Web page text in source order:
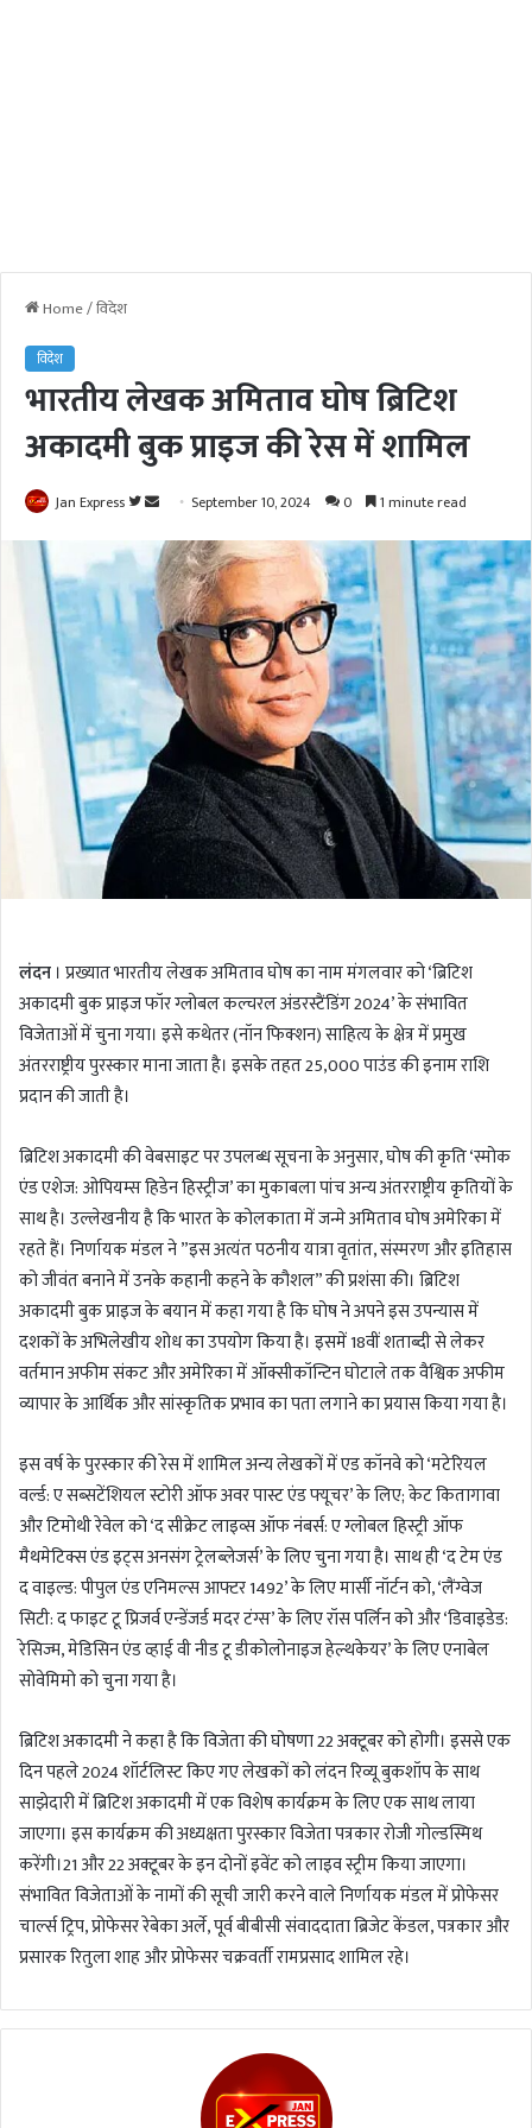
Home/विदेश
विदेश
भारतीय लेखक अमिताव घोष ब्रिटिश
अकादमी बुक प्राइज की रेस में शामिल
Jan Express
F
l
w
i
t
r
n
d
a
n
e
m
i
September 10, 2024 0 1 minute read
लंदन । प्रख्यात भारतीय लेखक अमिताव घोष का नाम मंगलवार को ‘ब्रिटिश
अकादमी बुक प्राइज फॉर ग्लोबल कल्चरल अंडरस्टैंडिंग 2024’ के संभावित
विजेताओं में चुना गया। इसे कथेतर (नॉन फिक्शन) साहित्य के क्षेत्र में प्रमुख
अंतरराष्ट्रीय पुरस्कार माना जाता है। इसके तहत 25,000 पाउंड की इनाम राशि
प्रदान की जाती है।
ब्रिटिश अकादमी की वेबसाइट पर उपलब्ध सूचना के अनुसार, घोष की कृति ‘स्मोक
एंड एशेज: ओपियम्स हिडेन हिस्ट्रीज’ का मुकाबला पांच अन्य अंतरराष्ट्रीय कृतियों के
साथ है। उल्लेखनीय है कि भारत के कोलकाता में जन्मे अमिताव घोष अमेरिका में
रहते हैं। निर्णायक मंडल ने ”इस अत्यंत पठनीय यात्रा वृतांत, संस्मरण और इतिहास
को जीवंत बनाने में उनके कहानी कहने के कौशल” की प्रशंसा की। ब्रिटिश
अकादमी बुक प्राइज के बयान में कहा गया है कि घोष ने अपने इस उपन्यास में
दशकों के अभिलेखीय शोध का उपयोग किया है। इसमें 18वीं शताब्दी से लेकर
वर्तमान अफीम संकट और अमेरिका में ऑक्सीकॉन्टिन घोटाले तक वैश्विक अफीम
व्यापार के आर्थिक और सांस्कृतिक प्रभाव का पता लगाने का प्रयास किया गया है।
इस वर्ष के पुरस्कार की रेस में शामिल अन्य लेखकों में एड कॉनवे को ‘मटेरियल
वर्ल्ड: ए सब्सटेंशियल स्टोरी ऑफ अवर पास्ट एंड फ्यूचर’ के लिए; केट कितागावा
और टिमोथी रेवेल को ‘द सीक्रेट लाइव्स ऑफ नंबर्स: ए ग्लोबल हिस्ट्री ऑफ
मैथमेटिक्स एंड इट्स अनसंग ट्रेलब्लेजर्स’ के लिए चुना गया है। साथ ही ‘द टेम एंड
द वाइल्ड: पीपुल एंड एनिमल्स आफ्टर 1492’ के लिए मार्सी नॉर्टन को, ‘लैंग्वेज
सिटी: द फाइट टू प्रिजर्व एन्डेंजर्ड मदर टंग्स’ के लिए रॉस पर्लिन को और ‘डिवाइडेड:
रेसिज्म, मेडिसिन एंड व्हाई वी नीड टू डीकोलोनाइज हेल्थकेयर’ के लिए एनाबेल
सोवेमिमो को चुना गया है।
ब्रिटिश अकादमी ने कहा है कि विजेता की घोषणा 22 अक्टूबर को होगी। इससे एक
दिन पहले 2024 शॉर्टलिस्ट किए गए लेखकों को लंदन रिव्यू बुकशॉप के साथ
साझेदारी में ब्रिटिश अकादमी में एक विशेष कार्यक्रम के लिए एक साथ लाया
जाएगा। इस कार्यक्रम की अध्यक्षता पुरस्कार विजेता पत्रकार रोजी गोल्डस्मिथ
करेंगी।21 और 22 अक्टूबर के इन दोनों इवेंट को लाइव स्ट्रीम किया जाएगा।
संभावित विजेताओं के नामों की सूची जारी करने वाले निर्णायक मंडल में प्रोफेसर
चार्ल्स ट्रिप, प्रोफेसर रेबेका अर्ले, पूर्व बीबीसी संवाददाता ब्रिजेट केंडल, पत्रकार और
प्रसारक रितुला शाह और प्रोफेसर चक्रवर्ती रामप्रसाद शामिल रहे।